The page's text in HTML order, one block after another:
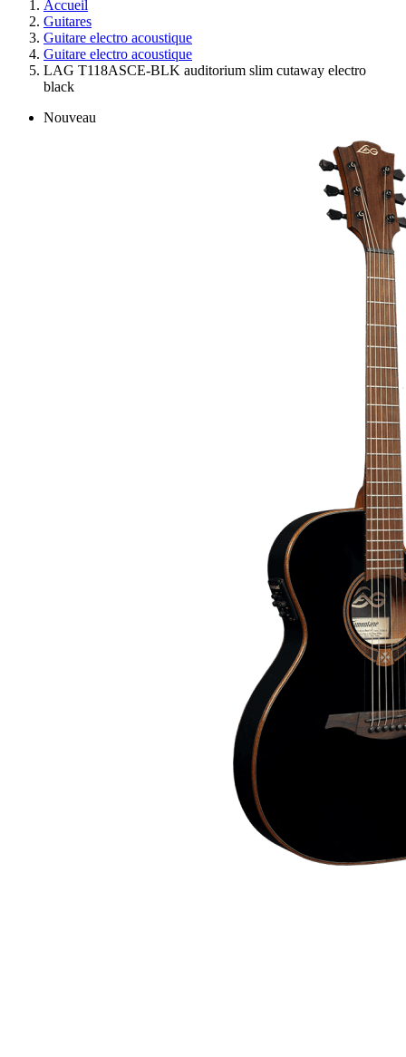
Accueil
Guitares
Guitare electro acoustique
Guitare electro acoustique
LAG T118ASCE-BLK auditorium slim cutaway electro
black
Nouveau